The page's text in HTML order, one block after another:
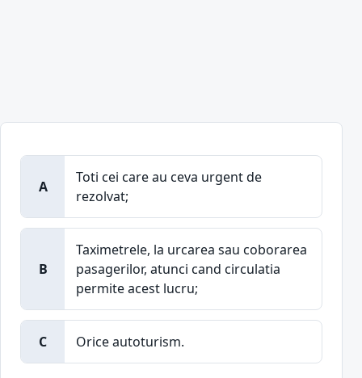
A
Toti cei care au ceva urgent de
rezolvat;
B
Taximetrele, la urcarea sau coborarea
pasagerilor, atunci cand circulatia
permite acest lucru;
C Orice autoturism.